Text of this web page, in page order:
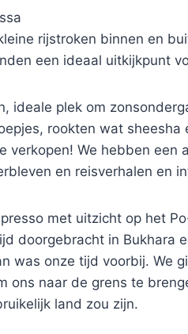
rijstroken binnen en
een ideaal uitkijkpunt
ideale plek om
rookten wat
verkopen! We hebben een
en reisverhalen en
met uitzicht op het
doorgebracht in Bukhara
was onze tijd voorbij. We
ons naar de grens te
land zou zijn.